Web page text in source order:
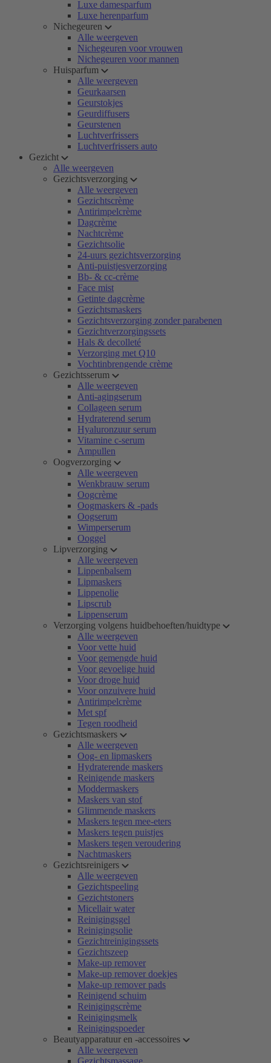
Luxe damesparfum
Luxe herenparfum
Nichegeuren
Alle weergeven
Nichegeuren voor vrouwen
Nichegeuren voor mannen
Huisparfum
Alle weergeven
Geurkaarsen
Geurstokjes
Geurdiffusers
Geurstenen
Luchtverfrissers
Luchtverfrissers auto
Gezicht
Alle weergeven
Gezichtsverzorging
Alle weergeven
Gezichtscrème
Antirimpelcrème
Dagcrème
Nachtcrème
Gezichtsolie
24-uurs gezichtsverzorging
Anti-puistjesverzorging
Bb- & cc-crème
Face mist
Getinte dagcrème
Gezichtsmaskers
Gezichtsverzorging zonder parabenen
Gezichtverzorgingssets
Hals & decolleté
Verzorging met Q10
Vochtinbrengende crème
Gezichtsserum
Alle weergeven
Anti-agingserum
Collageen serum
Hydraterend serum
Hyaluronzuur serum
Vitamine c-serum
Ampullen
Oogverzorging
Alle weergeven
Wenkbrauw serum
Oogcrème
Oogmaskers & -pads
Oogserum
Wimperserum
Ooggel
Lipverzorging
Alle weergeven
Lippenbalsem
Lipmaskers
Lippenolie
Lipscrub
Lippenserum
Verzorging volgens huidbehoeften/huidtype
Alle weergeven
Voor vette huid
Voor gemengde huid
Voor gevoelige huid
Voor droge huid
Voor onzuivere huid
Antirimpelcrème
Met spf
Tegen roodheid
Gezichtsmaskers
Alle weergeven
Oog- en lipmaskers
Hydraterende maskers
Reinigende maskers
Moddermaskers
Maskers van stof
Glimmende maskers
Maskers tegen mee-eters
Maskers tegen puistjes
Maskers tegen veroudering
Nachtmaskers
Gezichtsreinigers
Alle weergeven
Gezichtspeeling
Gezichtstoners
Micellair water
Reinigingsgel
Reinigingsolie
Gezichtreinigingssets
Gezichtszeep
Make-up remover
Make-up remover doekjes
Make-up remover pads
Reinigend schuim
Reinigingscrème
Reinigingsmelk
Reinigingspoeder
Beautyapparatuur en -accessoires
Alle weergeven
Gezichtsmassage